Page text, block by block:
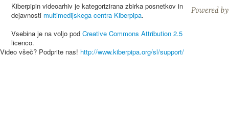
Kiberpipin videoarhiv je kategorizirana zbirka posnetkov in
dejavnosti multimedijskega centra Kiberpipa.
Vsebina je na voljo pod Creative Commons Attribution 2.5
licenco.
Video všeč? Podprite nas! http://www.kiberpipa.org/sl/support/